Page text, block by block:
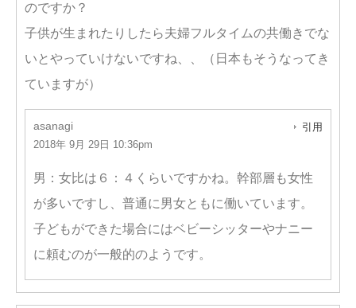
のですか？
子供が生まれたりしたら夫婦フルタイムの共働きでな
いとやっていけないですね、、（日本もそうなってき
ていますが）
asanagi
2018年 9月 29日 10:36pm
引用
男：女比は６：４くらいですかね。幹部層も女性
が多いですし、普通に男女ともに働いています。
子どもができた場合にはベビーシッターやナニー
に頼むのが一般的のようです。